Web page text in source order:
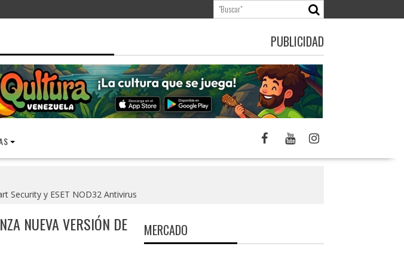
PUBLICIDAD
Security y ESET NOD32 Antivirus
NUEVA VERSIÓN DE MERCADO